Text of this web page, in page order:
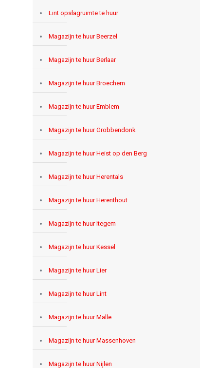
Lint opslagruimte te huur
Magazijn te huur Beerzel
Magazijn te huur Berlaar
Magazijn te huur Broechem
Magazijn te huur Emblem
Magazijn te huur Grobbendonk
Magazijn te huur Heist op den Berg
Magazijn te huur Herentals
Magazijn te huur Herenthout
Magazijn te huur Itegem
Magazijn te huur Kessel
Magazijn te huur Lier
Magazijn te huur Lint
Magazijn te huur Malle
Magazijn te huur Massenhoven
Magazijn te huur Nijlen